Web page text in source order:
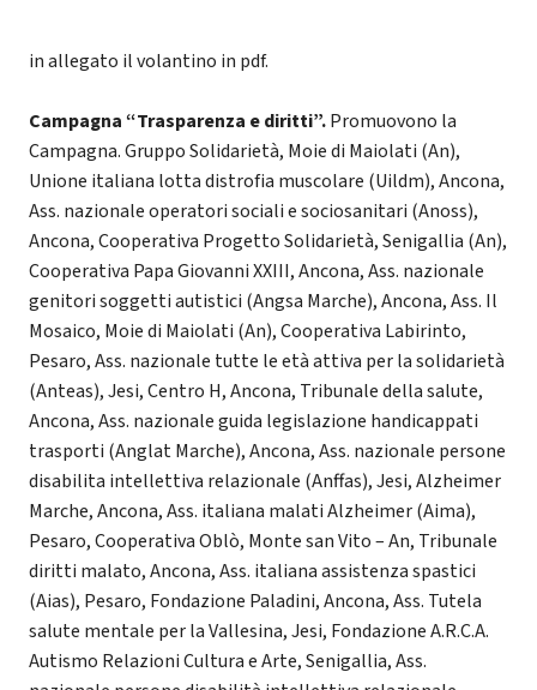
in allegato il volantino in pdf.
Campagna “Trasparenza e diritti”.Promuovono la
Campagna. Gruppo Solidarietà, Moie di Maiolati (An),
Unione italiana lotta distrofia muscolare (Uildm), Ancona,
Ass. nazionale operatori sociali e sociosanitari (Anoss),
Ancona, Cooperativa Progetto Solidarietà, Senigallia (An),
Cooperativa Papa Giovanni XXIII, Ancona, Ass. nazionale
genitori soggetti autistici (Angsa Marche), Ancona, Ass. Il
Mosaico, Moie di Maiolati (An), Cooperativa Labirinto,
Pesaro, Ass. nazionale tutte le età attiva per la solidarietà
(Anteas), Jesi, Centro H, Ancona, Tribunale della salute,
Ancona, Ass. nazionale guida legislazione handicappati
trasporti (Anglat Marche), Ancona, Ass. nazionale persone
disabilita intellettiva relazionale (Anffas), Jesi, Alzheimer
Marche, Ancona, Ass. italiana malati Alzheimer (Aima),
Pesaro, Cooperativa Oblò, Monte san Vito – An, Tribunale
diritti malato, Ancona, Ass. italiana assistenza spastici
(Aias), Pesaro, Fondazione Paladini, Ancona, Ass. Tutela
salute mentale per la Vallesina, Jesi, Fondazione A.R.C.A.
Autismo Relazioni Cultura e Arte, Senigallia, Ass.